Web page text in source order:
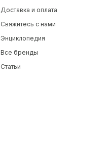
Доставка и оплата
Свяжитесь с нами
Энциклопедия
Все бренды
Статьи